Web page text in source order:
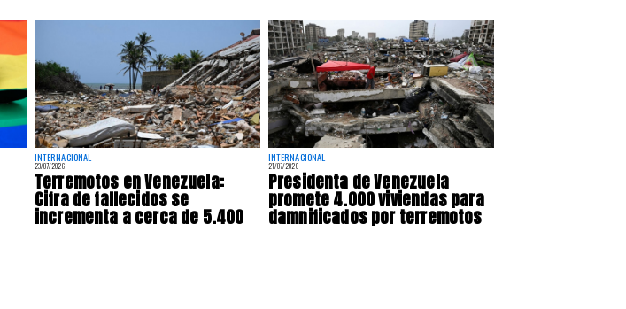
INTERNACIONAL
23/07/2026
Terremotos en Venezuela:
Cifra de fallecidos se
incrementa a cerca de 5.400
INTERNACIONAL
21/07/2026
Presidenta de Venezuela
promete 4.000 viviendas para
damnificados por terremotos